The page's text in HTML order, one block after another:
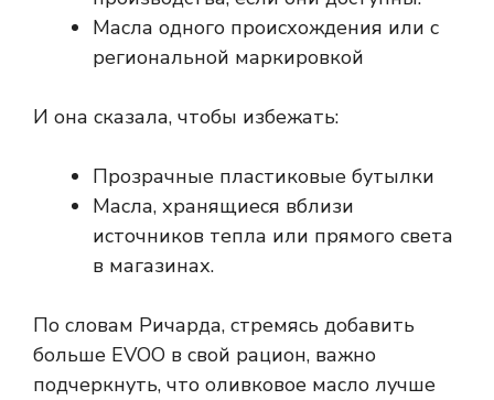
Масла одного происхождения или с
региональной маркировкой
И она сказала, чтобы избежать:
Прозрачные пластиковые бутылки
Масла, хранящиеся вблизи
источников тепла или прямого света
в магазинах.
По словам Ричарда, стремясь добавить
больше EVOO в свой рацион, важно
подчеркнуть, что оливковое масло лучше